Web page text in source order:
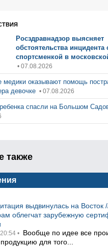
Росздравнадзор выясняет
обстоятельства инцидента
спортсменкой в
• 07.08.2026
медики оказывают помощь
девочке • 07.08.2026
спасли на Большом
также
выдвинулась на Восток
облегчат зарубежную
• Вообще по идее все
для того...